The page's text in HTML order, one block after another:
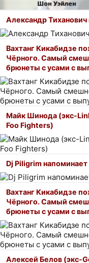
Александр
Вахтанг Кикабидзе
Чёрного. Самый
брюнеты с усами с
Майк Шинода (экс-
Foo Fighters)
Dj Piligrim напоминает
Вахтанг Кикабидзе
Чёрного. Самый
брюнеты с усами с
Алексей Белов (экс-